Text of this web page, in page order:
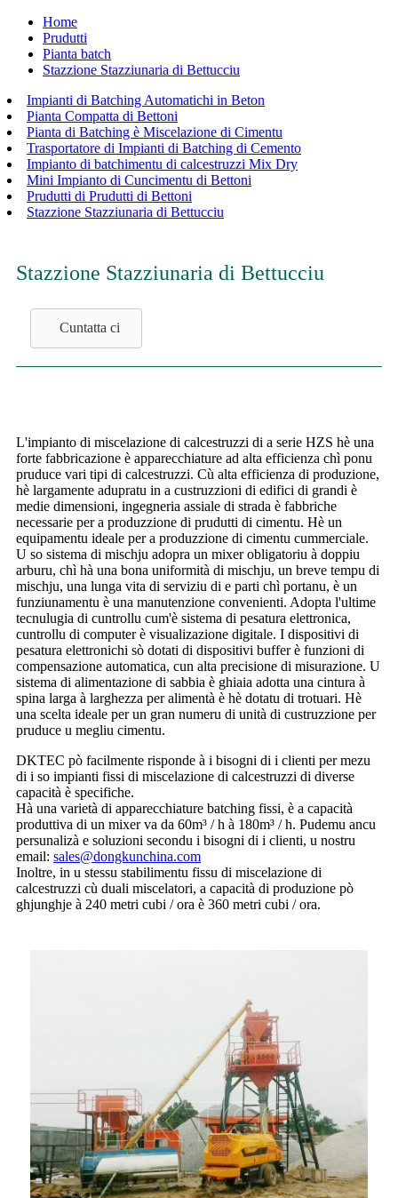
Home
Prudutti
Pianta batch
Stazzione Stazziunaria di Bettucciu
Impianti di Batching Automatichi in Beton
Pianta Compatta di Bettoni
Pianta di Batching è Miscelazione di Cimentu
Trasportatore di Impianti di Batching di Cemento
Impianto di batchimentu di calcestruzzi Mix Dry
Mini Impianto di Cuncimentu di Bettoni
Prudutti di Prudutti di Bettoni
Stazzione Stazziunaria di Bettucciu
Stazzione Stazziunaria di Bettucciu
Cuntatta ci
L'impianto di miscelazione di calcestruzzi di a serie HZS hè una
forte fabbricazione è apparecchiature ad alta efficienza chì ponu
pruduce vari tipi di calcestruzzi. Cù alta efficienza di produzione,
hè largamente adupratu in a custruzzioni di edifici di grandi è
medie dimensioni, ingegneria assiale di strada è fabbriche
necessarie per a produzzione di prudutti di cimentu. Hè un
equipamentu ideale per a produzzione di cimentu cummerciale.
U so sistema di mischju adopra un mixer obligatoriu à doppiu
arburu, chì hà una bona uniformità di mischju, un breve tempu di
mischju, una lunga vita di serviziu di e parti chì portanu, è un
funziunamentu è una manutenzione convenienti. Adopta l'ultime
tecnulugia di cuntrollu cum'è sistema di pesatura elettronica,
cuntrollu di computer è visualizazione digitale. I dispositivi di
pesatura elettronichi sò dotati di dispositivi buffer è funzioni di
compensazione automatica, cun alta precisione di misurazione. U
sistema di alimentazione di sabbia è ghiaia adotta una cintura à
spina larga à larghezza per alimentà è hè dotatu di trotuari. Hè
una scelta ideale per un gran numeru di unità di custruzzione per
pruduce u megliu cimentu.
DKTEC pò facilmente risponde à i bisogni di i clienti per mezu
di i so impianti fissi di miscelazione di calcestruzzi di diverse
capacità è specifiche.
Hà una varietà di apparecchiature batching fissi, è a capacità
produttiva di un mixer va da 60m³ / h à 180m³ / h. Pudemu ancu
persunalizà e soluzioni secondu i bisogni di i clienti, u nostru
email: sales@dongkunchina.com
Inoltre, in u stessu stabilimentu fissu di miscelazione di
calcestruzzi cù duali miscelatori, a capacità di produzione pò
ghjunghje à 240 metri cubi / ora è 360 metri cubi / ora.